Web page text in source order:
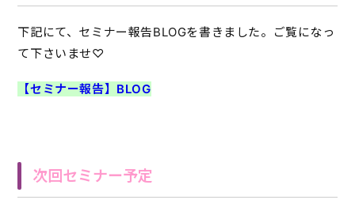
下記にて、セミナー報告BLOGを書きました。ご覧になっ
て下さいませ♡
【セミナー報告】BLOG
次回セミナー予定